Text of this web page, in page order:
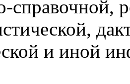
справочной,
и иной